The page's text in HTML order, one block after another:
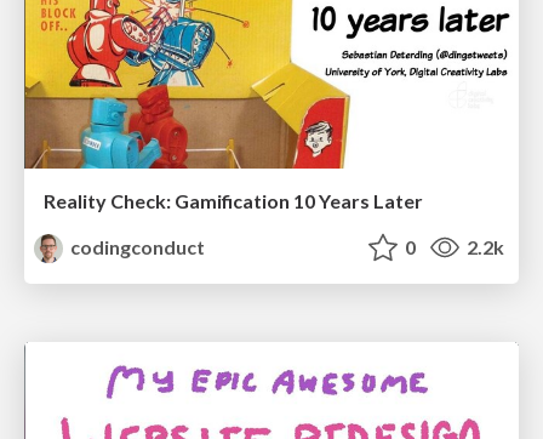
Reality Check: Gamification 10 Years Later
codingconduct
0 2.2k